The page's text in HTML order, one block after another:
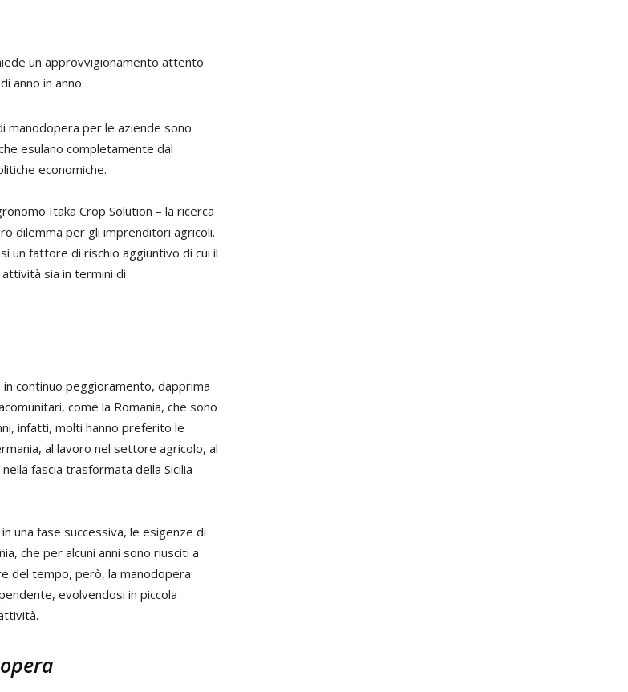
un approvvigionamento attento
anno in anno.
manodopera per le aziende sono
esulano completamente dal
economiche.
Itaka Crop Solution – la ricerca
dilemma per gli imprenditori agricoli.
un fattore di rischio aggiuntivo di cui il
sia in termini di
continuo peggioramento, dapprima
come la Romania, che sono
infatti, molti hanno preferito le
al lavoro nel settore agricolo, al
fascia trasformata della Sicilia
una fase successiva, le esigenze di
che per alcuni anni sono riusciti a
del tempo, però, la manodopera
evolvendosi in piccola